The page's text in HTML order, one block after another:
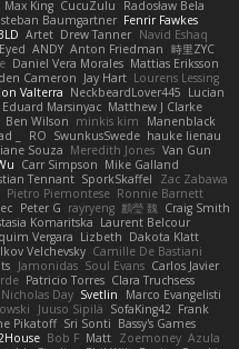
Max King CucuZulu
Radosław Bela
Baumgartner Fenrir Fawkes
Artet Drew Tanner Navid Eshaq
ANDY Anton Friedman 時里ZYC
Daniel Vera Morales Mattias Eriksson
Cameron Jay Hart Lourens Lessing
Valterra NeckbeardLover445 Lucian
Eduard Marsinyac Matthew J Clarke
Ben Wilson minkis kim
Manenblack
_ RO SwunkusSwede hauke lienau
Souza Meredith Jones Van Gun
Carr Simpson Mike Galland
Tennant SporkSkaffel
Zac Zabawa
Pietro Piemontese Ronnie Barnett
Peter G rayryeng 鸝瑩 魏 Craig Smith
Komaritska Laurent Belcour
Vergara Lizbeth Dakota Klatt
Velchevsky Camille De Bastiani
Jamonidas Soul Evans Carlos Javier
Patricio Torres Clara Truchsess
Nicholas Day Svetlin
Marco Evangelisti
Juuso Sipilä SofaKing42 Frank
Pikatoff Sri Sonti Bassy's Games
Bob F Matt Zoemoney Azula